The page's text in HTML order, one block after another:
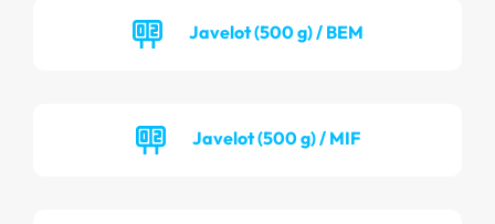
Javelot (500 g) / BEM
Javelot (500 g) / MIF